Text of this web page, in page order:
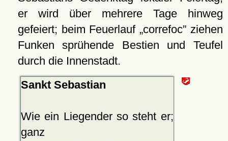
er wird über mehrere Tage hinweg
gefeiert; beim Feuerlauf correfoc ziehen
Funken sprühende Bestien und Teufel
durch die Innenstadt.
Sankt Sebastian
Wie ein Liegender so steht er;
ganz